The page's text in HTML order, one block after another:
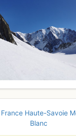
France Haute-Savoie
Blanc